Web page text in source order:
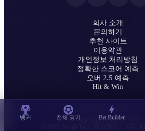
뱅커 전체 경기 Bet Builder
회사 소개
문의하기
추천 사이트
이용약관
개인정보 처리방침
정확한 스코어 예측
오버 2.5 예측
Hit & Win
support@nerdytips.com